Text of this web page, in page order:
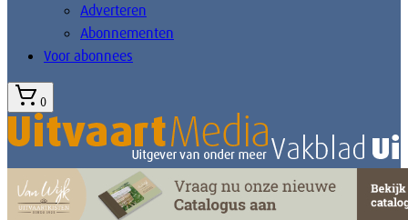
Adverteren
Abonnementen
Voor abonnees
0